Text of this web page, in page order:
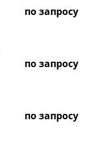
по запросу
по запросу
по запросу